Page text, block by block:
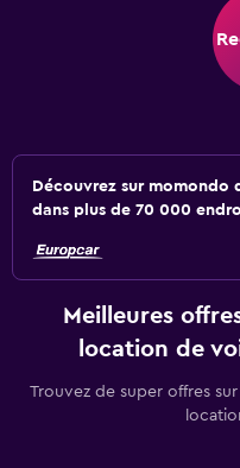
Découvrez sur
dans plus de 70 000
Meilleures
location de
Trouvez de super offres